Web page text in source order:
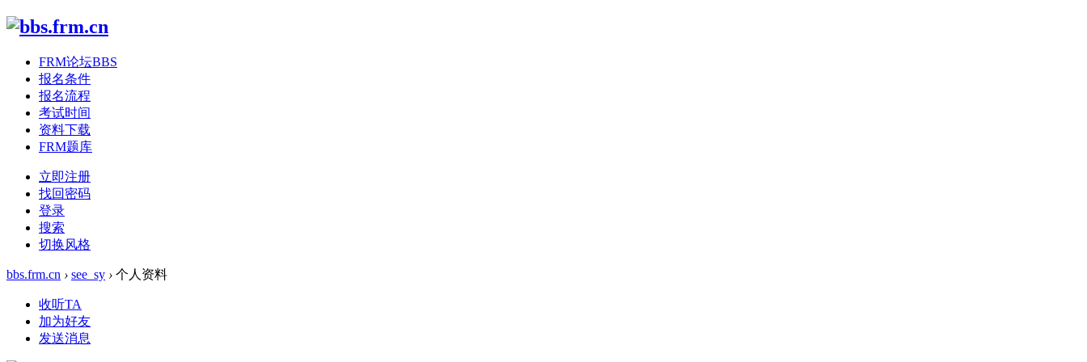
FRM论坛BBS
报名条件
报名流程
考试时间
资料下载
FRM题库
立即注册
找回密码
登录
搜索
切换风格
bbs.frm.cn › see_sy › 个人资料
收听TA
加为好友
发送消息